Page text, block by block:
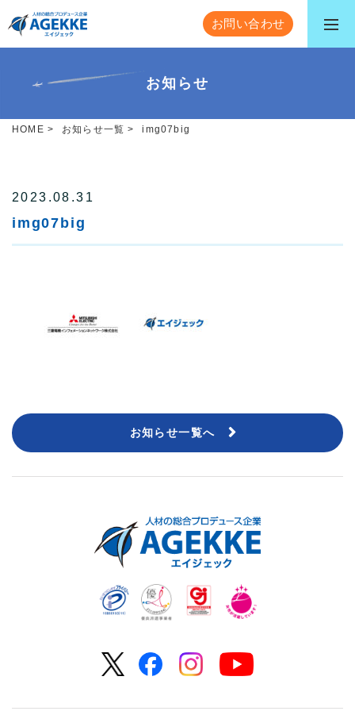
お問い合わせ
お知らせ
HOME > お知らせ一覧 > img07big
2023.08.31
img07big
お知らせ一覧へ